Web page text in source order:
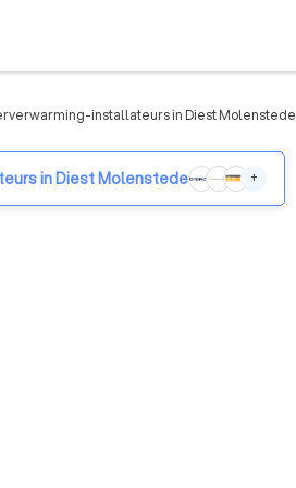
installateurs in Diest Molenstede
in Diest Molenstede +